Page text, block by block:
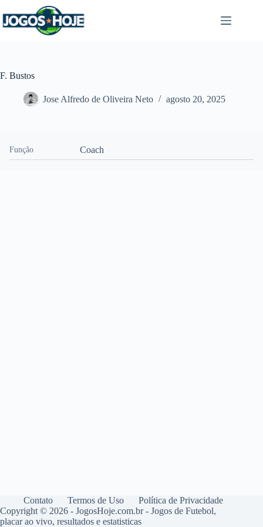
para
o
F. Bustos
Jose Alfredo de Oliveira Neto agosto 20, 2025
Função Coach
Contato Termos de Uso
Política de Privacidade
Copyright © 2026 - JogosHoje.com.br - Jogos de Futebol,
placar ao vivo, resultados e estatisticas